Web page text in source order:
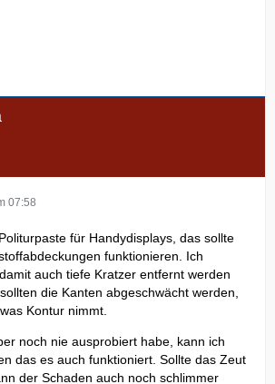
07:58
Politurpaste für Handydisplays, das sollte
funktionieren. Ich
auch tiefe Kratzer entfernt werden
die Kanten abgeschwächt werden,
Kontur nimmt.
noch nie ausprobiert habe, kann ich
das es auch funktioniert. Sollte das Zeut
der Schaden auch noch schlimmer